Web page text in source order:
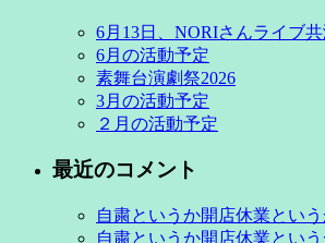
6月13日、NORIさんライブ
6月の活動予定
素舞台演劇祭2026
3月の活動予定
２月の活動予定
最近のコメント
自粛というか開店休業という
自粛というか開店休業という